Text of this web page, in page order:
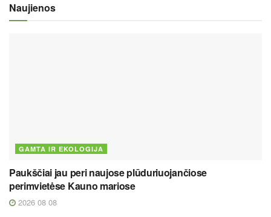
Naujienos
GAMTA IR EKOLOGIJA
Paukščiai jau peri naujose plūduriuojančiose
perimvietėse Kauno mariose
2026 08 08